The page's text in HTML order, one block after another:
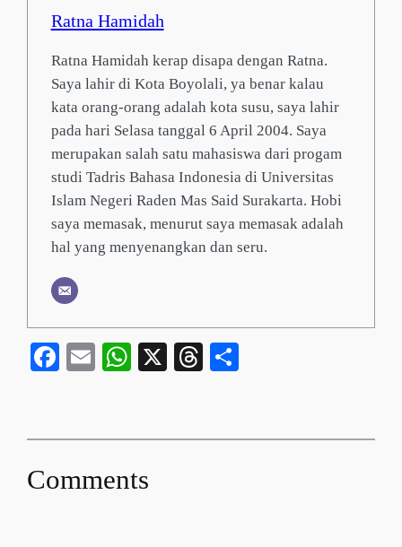
Ratna Hamidah
Ratna Hamidah kerap disapa dengan Ratna.
Saya lahir di Kota Boyolali, ya benar kalau
kata orang-orang adalah kota susu, saya lahir
pada hari Selasa tanggal 6 April 2004. Saya
merupakan salah satu mahasiswa dari progam
studi Tadris Bahasa Indonesia di Universitas
Islam Negeri Raden Mas Said Surakarta. Hobi
saya memasak, menurut saya memasak adalah
hal yang menyenangkan dan seru.
Facebook
EmailWhatsApp
X Threads
Comments